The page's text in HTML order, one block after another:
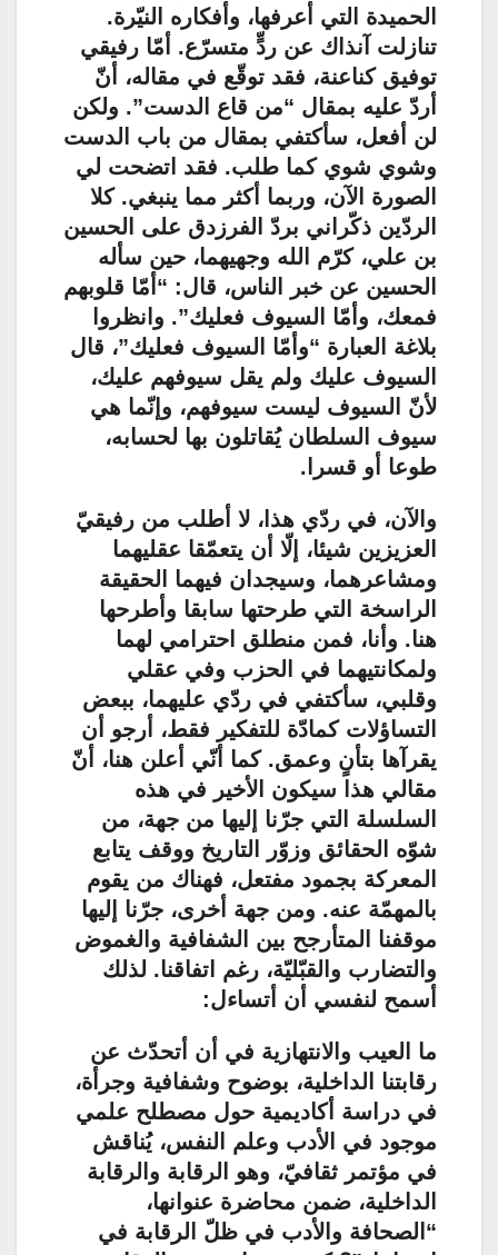
الحميدة التي أعرفها، وأفكاره النيّرة.
تنازلت آنذاك عن ردٍّ متسرّع. أمّا رفيقي
توفيق كناعنة، فقد توقّع في مقاله، أنّ
أردّ عليه بمقال “من قاع الدست”. ولكن
لن أفعل، سأكتفي بمقال من باب الدست
وشوي شوي كما طلب. فقد اتضحت لي
الصورة الآن، وربما أكثر مما ينبغي. كلا
الردّين ذكّراني بردّ الفرزدق على الحسين
بن علي، كرّم الله وجهيهما، حين سأله
الحسين عن خبر الناس، قال: “أمّا قلوبهم
فمعك، وأمّا السيوف فعليك”. وانظروا
بلاغة العبارة “وأمّا السيوف فعليك”، قال
السيوف عليك ولم يقل سيوفهم عليك،
لأنّ السيوف ليست سيوفهم، وإنّما هي
سيوف السلطان يُقاتلون بها لحسابه،
طوعا أو قسرا.
والآن، في ردّي هذا، لا أطلب من رفيقيّ
العزيزين شيئا، إلّا أن يتعمّقا عقليهما
ومشاعرهما، وسيجدان فيهما الحقيقة
الراسخة التي طرحتها سابقا وأطرحها
هنا. وأنا، فمن منطلق احترامي لهما
ولمكانتيهما في الحزب وفي عقلي
وقلبي، سأكتفي في ردّي عليهما، ببعض
التساؤلات كمادّة للتفكير فقط، أرجو أن
يقرآها بتأنٍ وعمق. كما أنّي أعلن هنا، أنّ
مقالي هذا سيكون الأخير في هذه
السلسلة التي جرّنا إليها من جهة، من
شوّه الحقائق وزوّر التاريخ ووقف يتابع
المعركة بجمود مفتعل، فهناك من يقوم
بالمهمّة عنه. ومن جهة أخرى، جرّنا إليها
موقفنا المتأرجح بين الشفافية والغموض
والتضارب والقبّليّة، رغم اتفاقنا. لذلك
أسمح لنفسي أن أتساءل:
ما العيب والانتهازية في أن أتحدّث عن
رقابتنا الداخلية، بوضوح وشفافية وجرأة،
في دراسة أكاديمية حول مصطلح علمي
موجود في الأدب وعلم النفس، يُناقش
في مؤتمر ثقافيّ، وهو الرقابة والرقابة
الداخلية، ضمن محاضرة عنوانها،
“الصحافة والأدب في ظلّ الرقابة في